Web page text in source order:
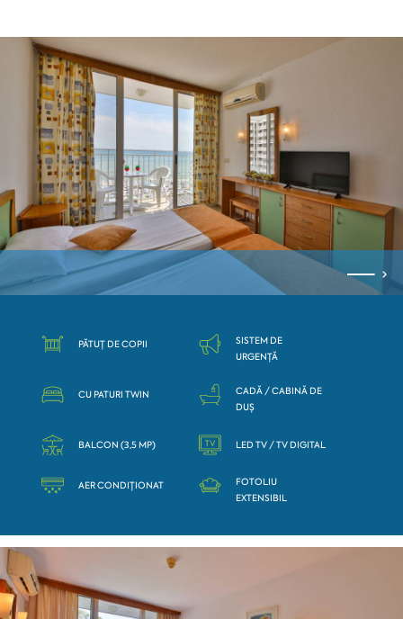
PĂTUȚ DE COPII
SISTEM DE
URGENȚĂ
CU PATURI TWIN
CADĂ / CABINĂ DE
DUȘ
BALCON (3,5 MP) LED TV / TV DIGITAL
AER CONDIȚIONAT
FOTOLIU
EXTENSIBIL